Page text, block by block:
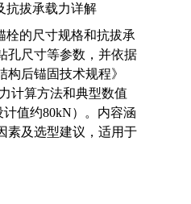
抗拔承载力详解
栓的尺寸规格和抗拔承
孔尺寸等参数，并依据
后锚固技术规程》
计算方法和典型数值
计值约80kN）。内容涵
素及选型建议，适用于